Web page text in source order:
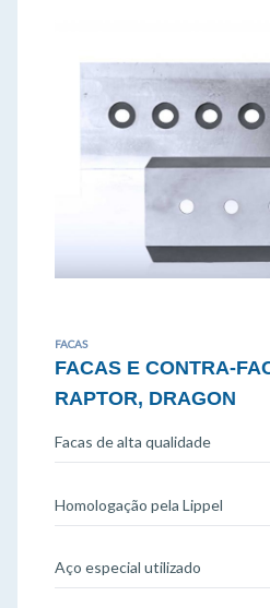
FACAS
FACAS E CONTRA-
RAPTOR, DRAGON
Facas de alta qualidade
Homologação pela Lippel
Aço especial utilizado